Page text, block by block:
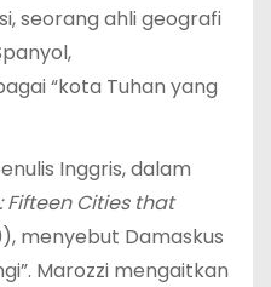
seorang ahli geografi
“kota Tuhan yang
Inggris, dalam
Fifteen Cities that
menyebut Damaskus
Marozzi mengaitkan